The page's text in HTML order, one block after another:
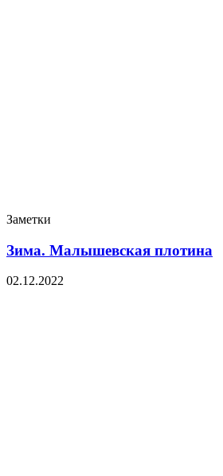
Заметки
Зима. Малышевская плотина
02.12.2022